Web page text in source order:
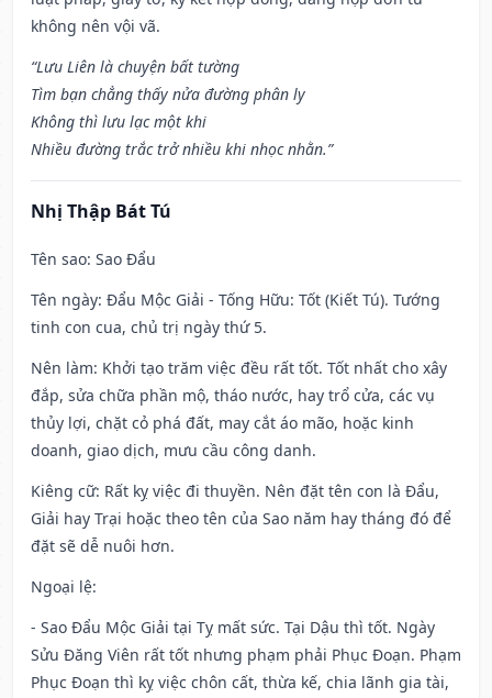
không nên vội vã.
“Lưu Liên là chuyện bất tường
Tìm bạn chẳng thấy nửa đường phân ly
Không thì lưu lạc một khi
Nhiều đường trắc trở nhiều khi nhọc nhằn.”
Nhị Thập Bát Tú
Tên sao: Sao Đẩu
Tên ngày: Đẩu Mộc Giải - Tống Hữu: Tốt (Kiết Tú). Tướng
tinh con cua, chủ trị ngày thứ 5.
Nên làm: Khởi tạo trăm việc đều rất tốt. Tốt nhất cho xây
đắp, sửa chữa phần mộ, tháo nước, hay trổ cửa, các vụ
thủy lợi, chặt cỏ phá đất, may cắt áo mão, hoặc kinh
doanh, giao dịch, mưu cầu công danh.
Kiêng cữ: Rất kỵ việc đi thuyền. Nên đặt tên con là Đẩu,
Giải hay Trại hoặc theo tên của Sao năm hay tháng đó để
đặt sẽ dễ nuôi hơn.
Ngoại lệ:
- Sao Đẩu Mộc Giải tại Tỵ mất sức. Tại Dậu thì tốt. Ngày
Sửu Đăng Viên rất tốt nhưng phạm phải Phục Đoạn. Phạm
Phục Đoạn thì kỵ việc chôn cất, thừa kế, chia lãnh gia tài,